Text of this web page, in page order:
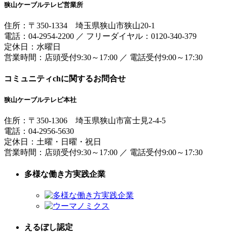
狭山ケーブルテレビ営業所
住所： 〒350-1334 埼玉県狭山市狭山20-1
電話： 04-2954-2200 ／ フリーダイヤル：0120-340-379
定休日：水曜日
営業時間： 店頭受付9:30～17:00 ／ 電話受付9:00～17:30
コミュニティchに関するお問合せ
狭山ケーブルテレビ本社
住所： 〒350-1306 埼玉県狭山市富士見2-4-5
電話： 04-2956-5630
定休日：土曜・日曜・祝日
営業時間： 店頭受付9:30～17:00 ／ 電話受付9:00～17:30
多様な働き方実践企業
えるぼし認定